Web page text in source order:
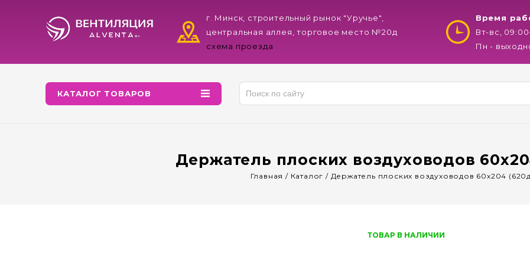
г. Минск, строительный рынок "Уручье",
центральная аллея, торговое место №20д
схема проезда
Время
Вт-вс,
Пн -
КАТАЛОГ ТОВАРОВ
Держатель плоских воздуховодов
Главная / Каталог / Держатель плоских воздуховодов 60х204
ТОВАР В НАЛИЧИИ